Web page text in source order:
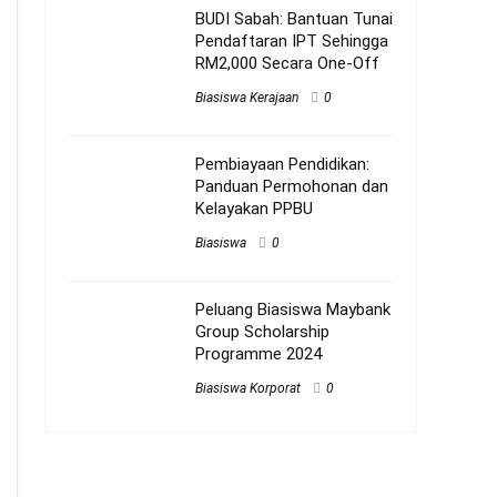
BUDI Sabah: Bantuan Tunai
Pendaftaran IPT Sehingga
RM2,000 Secara One-Off
Biasiswa Kerajaan 0
Pembiayaan Pendidikan:
Panduan Permohonan dan
Kelayakan PPBU
Biasiswa 0
Peluang Biasiswa Maybank
Group Scholarship
Programme 2024
Biasiswa Korporat 0